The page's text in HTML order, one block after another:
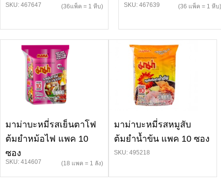
SKU: 467647 (36แพ็ค = 1 หีบ) SKU: 467639 (36 แพ็ค = 1 หีบ)
มาม่าบะหมี่รสเย็นตาโฟ
ต้มยำหม้อไฟ แพค 10
ซอง
SKU: 414607 (18 แพค = 1 ลัง)
มาม่าบะหมี่รสหมูสับ
ต้มยำน้ำข้น แพค 10 ซอง
SKU: 495218